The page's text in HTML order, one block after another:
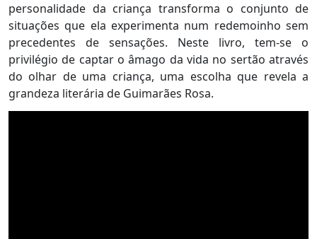
personalidade da criança transforma o conjunto de
situações que ela experimenta num redemoinho sem
precedentes de sensações. Neste livro, tem-se o
privilégio de captar o âmago da vida no sertão através
do olhar de uma criança, uma escolha que revela a
grandeza literária de Guimarães Rosa.